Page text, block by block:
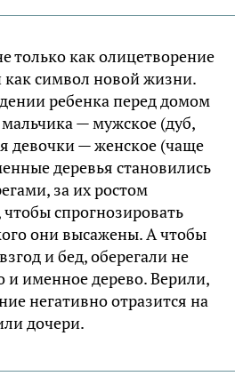
только как олицетворение
символ новой жизни.
ребенка перед домом
— мужское (дуб,
девочки — женское (чаще
деревья становились
за их ростом
спрогнозировать
они высажены. А чтобы
и бед, оберегали не
и именное дерево. Верили,
негативно отразится на
дочери.